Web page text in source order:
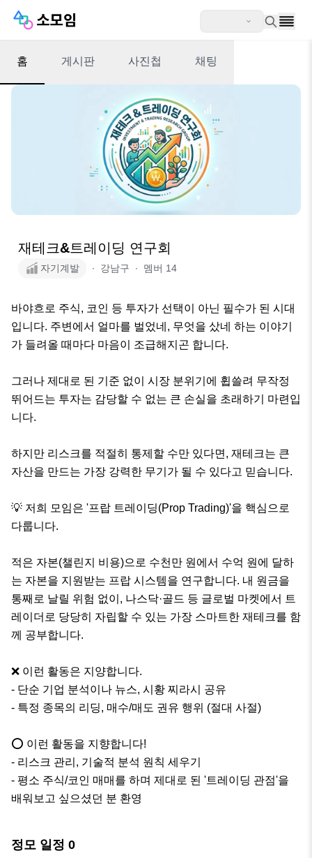
홈 게시판 사진첩 채팅
재테크&트레이딩 연구회
자기계발 ∙ 강남구 ∙ 멤버 14
바야흐로 주식, 코인 등 투자가 선택이 아닌 필수가 된 시대
입니다. 주변에서 얼마를 벌었네, 무엇을 샀네 하는 이야기
가 들려올 때마다 마음이 조급해지곤 합니다.
그러나 제대로 된 기준 없이 시장 분위기에 휩쓸려 무작정
뛰어드는 투자는 감당할 수 없는 큰 손실을 초래하기 마련입
니다.
하지만 리스크를 적절히 통제할 수만 있다면, 재테크는 큰
자산을 만드는 가장 강력한 무기가 될 수 있다고 믿습니다.
💡 저희 모임은 '프랍 트레이딩(Prop Trading)'을 핵심으로
다룹니다.
적은 자본(챌린지 비용)으로 수천만 원에서 수억 원에 달하
는 자본을 지원받는 프랍 시스템을 연구합니다. 내 원금을
통째로 날릴 위험 없이, 나스닥·골드 등 글로벌 마켓에서 트
레이더로 당당히 자립할 수 있는 가장 스마트한 재테크를 함
께 공부합니다.
❌ 이런 활동은 지양합니다.
- 단순 기업 분석이나 뉴스, 시황 찌라시 공유
- 특정 종목의 리딩, 매수/매도 권유 행위 (절대 사절)
⭕ 이런 활동을 지향합니다!
- 리스크 관리, 기술적 분석 원칙 세우기
- 평소 주식/코인 매매를 하며 제대로 된 '트레이딩 관점'을
배워보고 싶으셨던 분 환영
정모 일정 0